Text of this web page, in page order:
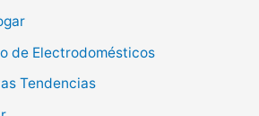
de Electrodomésticos
Tendencias